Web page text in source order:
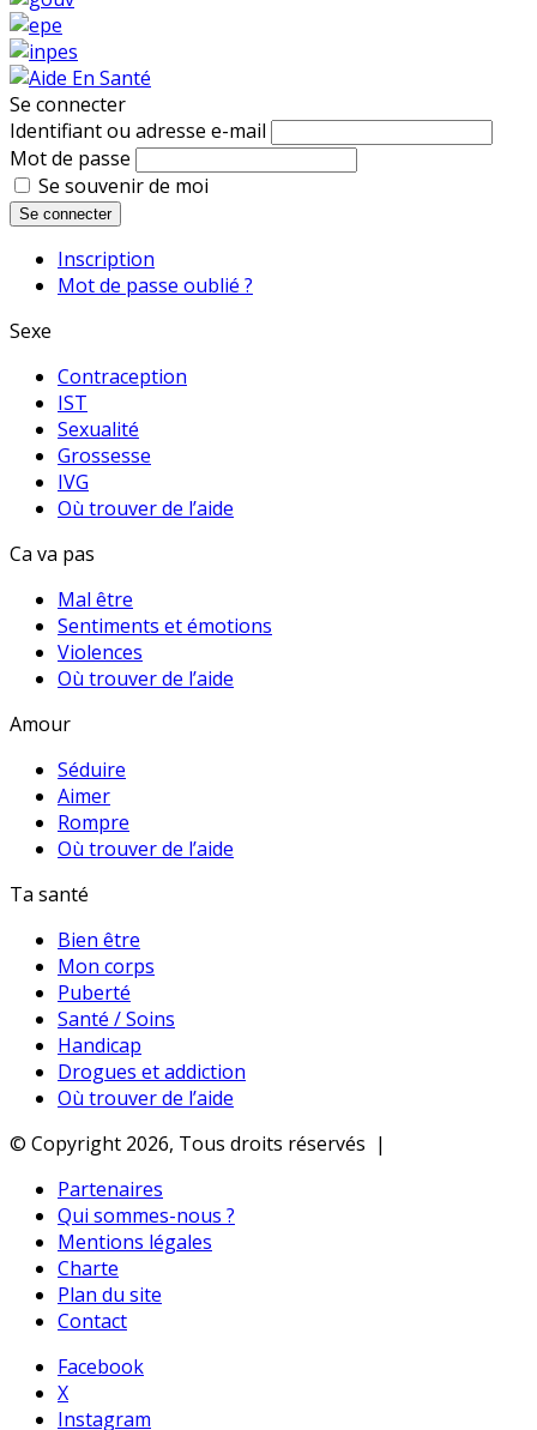
Se connecter
Identifiant ou adresse e-mail
Mot de passe
Se souvenir de moi
Se connecter
Inscription
Mot de passe oublié ?
Sexe
Contraception
IST
Sexualité
Grossesse
IVG
Où trouver de l’aide
Ca va pas
Mal être
Sentiments et émotions
Violences
Où trouver de l’aide
Amour
Séduire
Aimer
Rompre
Où trouver de l’aide
Ta santé
Bien être
Mon corps
Puberté
Santé / Soins
Handicap
Drogues et addiction
Où trouver de l’aide
© Copyright 2026, Tous droits réservés |
Partenaires
Qui sommes-nous ?
Mentions légales
Charte
Plan du site
Contact
Facebook
X
Instagram